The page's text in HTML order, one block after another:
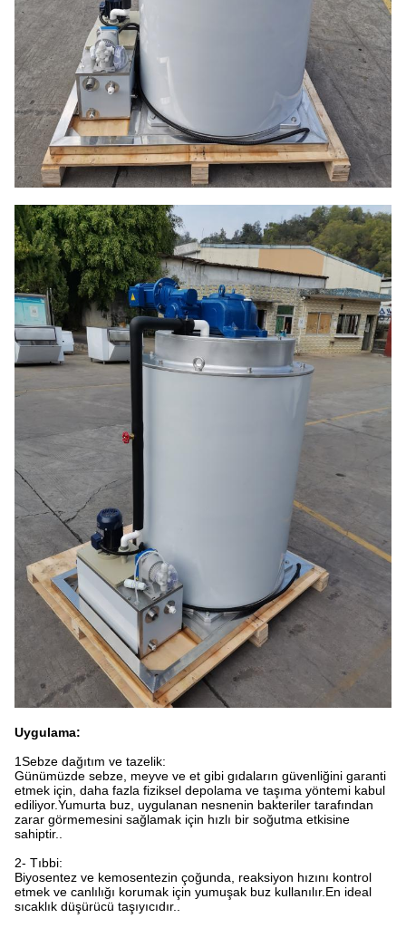
Uygulama:
1Sebze dağıtım ve tazelik:
Günümüzde sebze, meyve ve et gibi gıdaların güvenliğini garanti
etmek için, daha fazla fiziksel depolama ve taşıma yöntemi kabul
ediliyor.Yumurta buz, uygulanan nesnenin bakteriler tarafından
zarar görmemesini sağlamak için hızlı bir soğutma etkisine
sahiptir..
2- Tıbbi:
Biyosentez ve kemosentezin çoğunda, reaksiyon hızını kontrol
etmek ve canlılığı korumak için yumuşak buz kullanılır.En ideal
sıcaklık düşürücü taşıyıcıdır..